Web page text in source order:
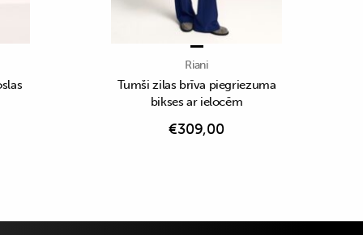
Riani
Tumši zilas brīva piegriezuma
bikses ar ielocēm
€309,00